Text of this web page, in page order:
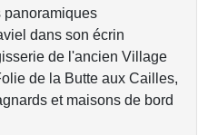
panoramiques
dans son écrin
de l'ancien Village
de la Butte aux Cailles,
et maisons de bord